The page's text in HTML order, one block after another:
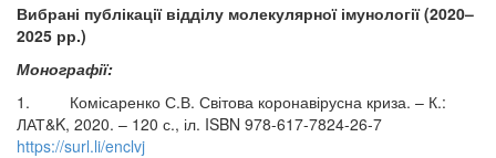
Вибрані публікації відділу молекулярної імунології (2020–
2025 рр.)
Монографії:
1. Комісаренко С.В. Світова коронавірусна криза. – К.:
ЛАТ&K, 2020. – 120 с., іл. ISBN 978-617-7824-26-7
https://surl.li/enclvj